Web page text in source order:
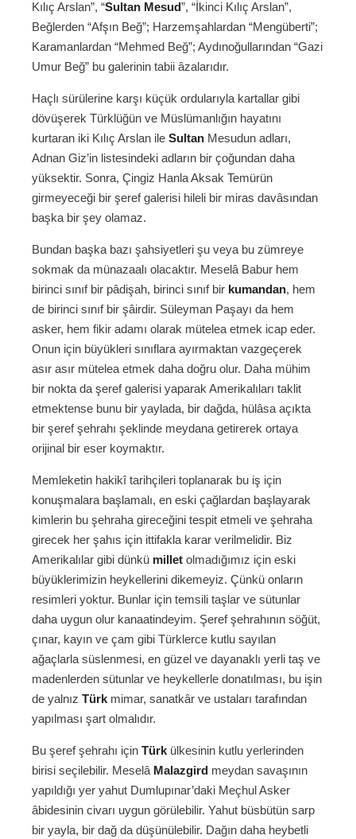
Kılıç Arslan”, “Sultan Mesud”, “İkinci Kılıç Arslan”,
Beğlerden “Afşın Beğ”; Harzemşahlardan “Mengüberti”;
Karamanlardan “Mehmed Beğ”; Aydınoğullarından “Gazi
Umur Beğ” bu galerinin tabii âzalarıdır.
Haçlı sürülerine karşı küçük ordularıyla kartallar gibi
dövüşerek Türklüğün ve Müslümanlığın hayatını
kurtaran iki Kılıç Arslan ile Sultan Mesudun adları,
Adnan Giz’in listesindeki adların bir çoğundan daha
yüksektir. Sonra, Çingiz Hanla Aksak Temürün
girmeyeceği bir şeref galerisi hileli bir miras davâsından
başka bir şey olamaz.
Bundan başka bazı şahsiyetleri şu veya bu zümreye
sokmak da münazaalı olacaktır. Meselâ Babur hem
birinci sınıf bir pâdişah, birinci sınıf bir kumandan, hem
de birinci sınıf bir şâirdir. Süleyman Paşayı da hem
asker, hem fikir adamı olarak mütelea etmek icap eder.
Onun için büyükleri sınıflara ayırmaktan vazgeçerek
asır asır mütelea etmek daha doğru olur. Daha mühim
bir nokta da şeref galerisi yaparak Amerikalıları taklit
etmektense bunu bir yaylada, bir dağda, hülâsa açıkta
bir şeref şehrahı şeklinde meydana getirerek ortaya
orijinal bir eser koymaktır.
Memleketin hakikî tarihçileri toplanarak bu iş için
konuşmalara başlamalı, en eski çağlardan başlayarak
kimlerin bu şehraha gireceğini tespit etmeli ve şehraha
girecek her şahıs için ittifakla karar verilmelidir. Biz
Amerikalılar gibi dünkü millet olmadığımız için eski
büyüklerimizin heykellerini dikemeyiz. Çünkü onların
resimleri yoktur. Bunlar için temsili taşlar ve sütunlar
daha uygun olur kanaatindeyim. Şeref şehrahının söğüt,
çınar, kayın ve çam gibi Türklerce kutlu sayılan
ağaçlarla süslenmesi, en güzel ve dayanaklı yerli taş ve
madenlerden sütunlar ve heykellerle donatılması, bu işin
de yalnız Türk mimar, sanatkâr ve ustaları tarafından
yapılması şart olmalıdır.
Bu şeref şehrahı için Türk ülkesinin kutlu yerlerinden
birisi seçilebilir. Meselâ Malazgird meydan savaşının
yapıldığı yer yahut Dumlupınar’daki Meçhul Asker
âbidesinin civarı uygun görülebilir. Yahut büsbütün sarp
bir yayla, bir dağ da düşünülebilir. Dağın daha heybetli